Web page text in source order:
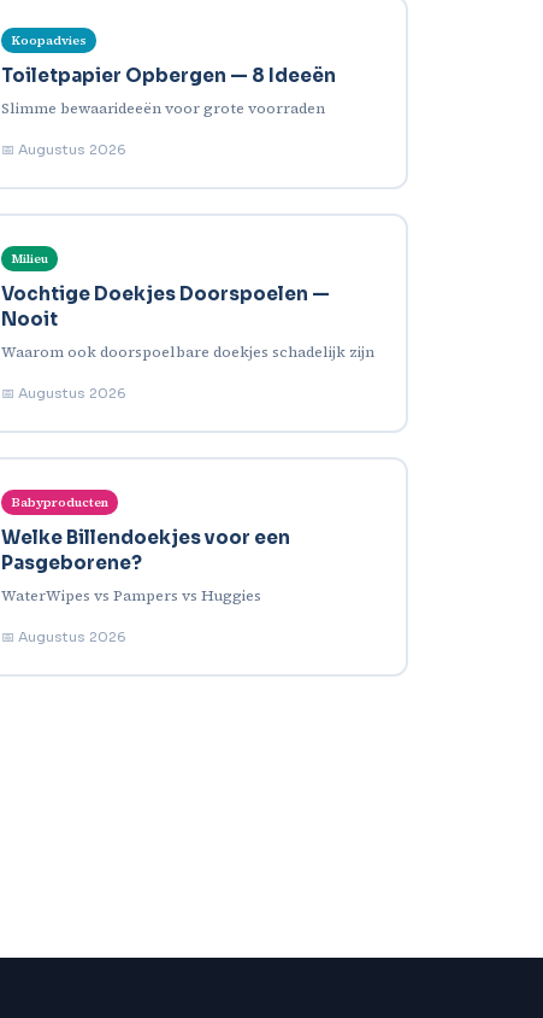
Koopadvies
Toiletpapier Opbergen — 8 Ideeën
Slimme bewaarideeën voor grote voorraden
📅 Augustus 2026
Milieu
Vochtige Doekjes Doorspoelen —
Nooit
Waarom ook doorspoelbare doekjes schadelijk zijn
📅 Augustus 2026
Babyproducten
Welke Billendoekjes voor een
Pasgeborene?
WaterWipes vs Pampers vs Huggies
📅 Augustus 2026